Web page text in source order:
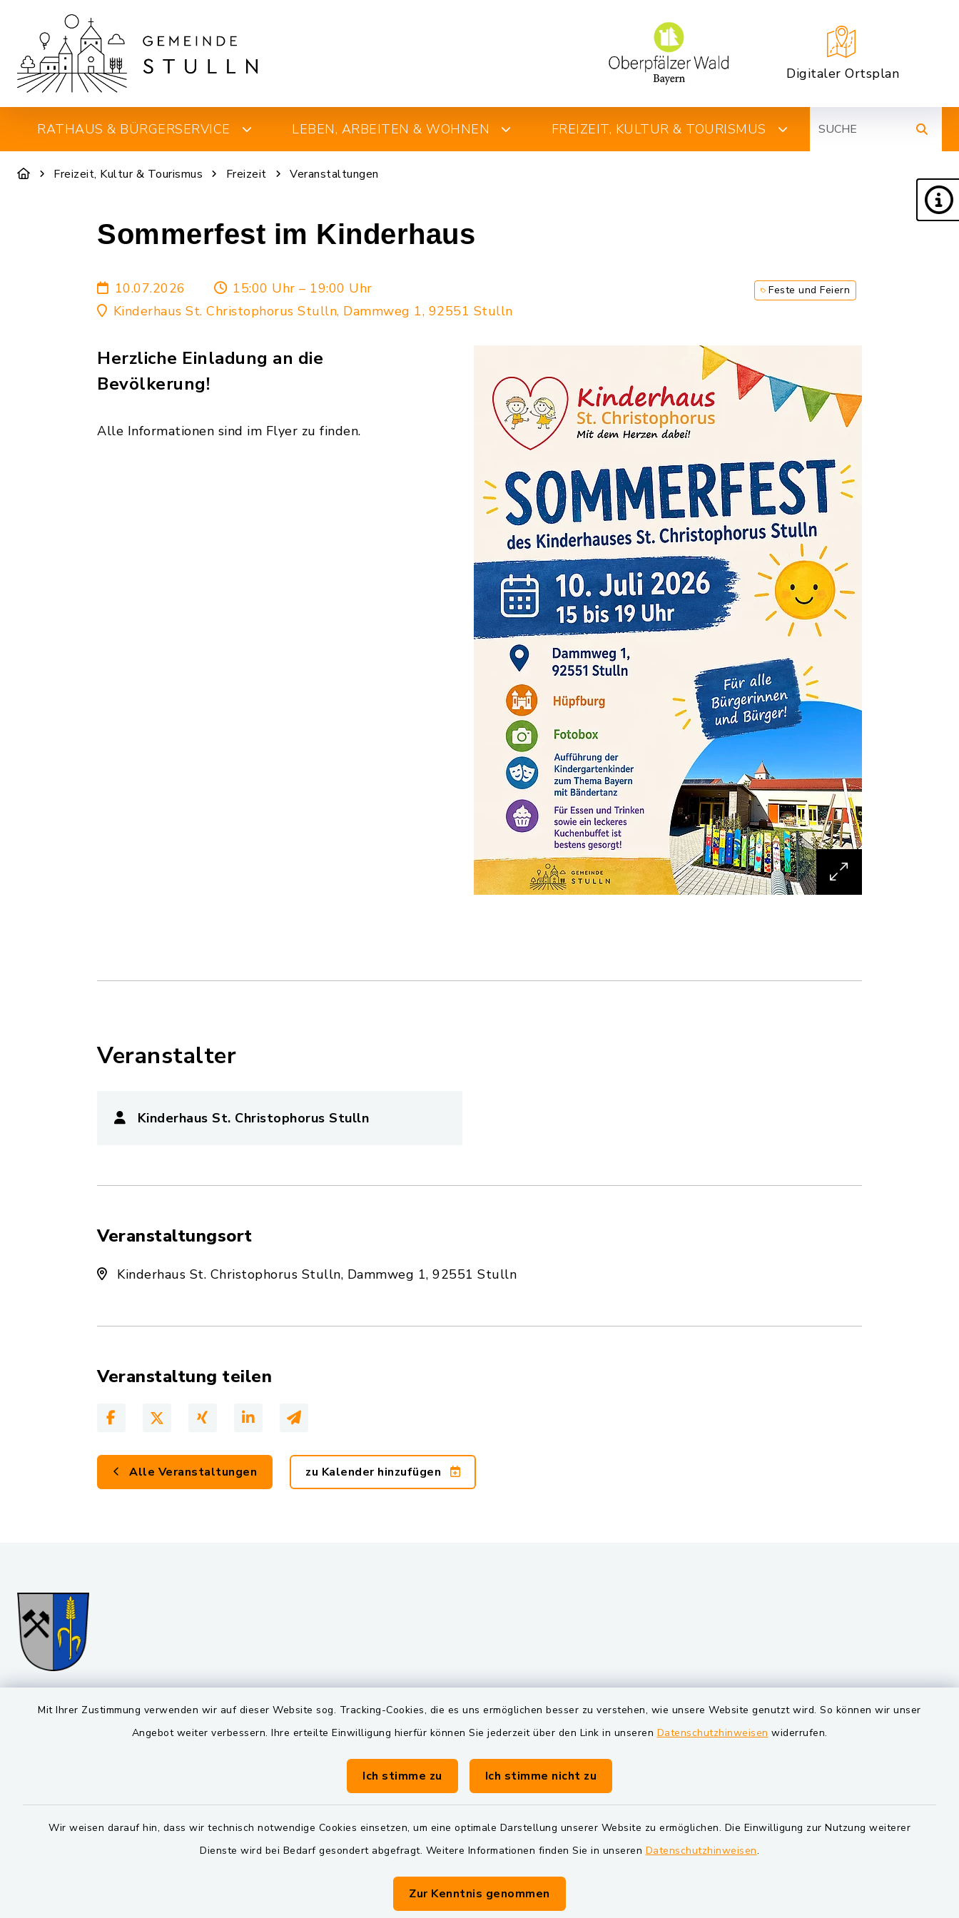
Mit Ihrer Zustimmung verwenden wir auf dieser Website sog. Tracking-Cookies, die es uns ermöglichen besser zu verstehen, wie unsere Website genutzt wird. So können wir unser
Angebot weiter verbessern. Ihre erteilte Einwilligung hierfür können Sie jederzeit über den Link in unseren Datenschutzhinweisen widerrufen.
Ich stimme zu Ich stimme nicht zu
Wir weisen darauf hin, dass wir technisch notwendige Cookies einsetzen, um eine optimale Darstellung unserer Website zu ermöglichen. Die Einwilligung zur Nutzung weiterer
Dienste wird bei Bedarf gesondert abgefragt. Weitere Informationen finden Sie in unseren Datenschutzhinweisen.
Zur Kenntnis genommen
Digitaler Ortsplan
RATHAUS & BÜRGERSERVICE LEBEN, ARBEITEN & WOHNEN FREIZEIT, KULTUR & TOURISMUS
Freizeit, Kultur & Tourismus Freizeit Veranstaltungen
Sommerfest im Kinderhaus
10.07.2026
15:00 Uhr – 19:00 Uhr
Kinderhaus St. Christophorus Stulln, Dammweg 1, 92551 Stulln
Feste und Feiern
Herzliche Einladung an die
Bevölkerung!
Alle Informationen sind im Flyer zu finden.
Veranstalter
Kinderhaus St. Christophorus Stulln
Veranstaltungsort
Kinderhaus St. Christophorus Stulln, Dammweg 1, 92551 Stulln
Veranstaltung teilen
Alle Veranstaltungen zu Kalender hinzufügen
Gemeinde Stulln
09435 / 309-227
Öffnungszeiten
08:00-12:00 Uhr
14:00-16:00 Uhr
Donnerstag zusätzlich:
Quicklinks
Landkreis Schwandorf
Oberpfälzer Wald
VG und Gemeinden
Markt Schwarzenfeld
Verwaltungsgemeinschaft
Schwarzenfeld